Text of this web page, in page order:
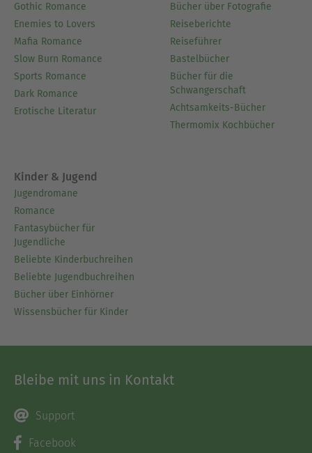
Gothic Romance
Enemies to Lovers
Mafia Romance
Slow Burn Romance
Sports Romance
Dark Romance
Erotische Literatur
Bücher über Fotografie
Reiseberichte
Reiseführer
Bastelbücher
Bücher für die
Schwangerschaft
Achtsamkeits-Bücher
Thermomix Kochbücher
Kinder & Jugend
Jugendromane
Romance
Fantasybücher für
Jugendliche
Beliebte Kinderbuchreihen
Beliebte Jugendbuchreihen
Bücher über Einhörner
Wissensbücher für Kinder
Bleibe mit uns in Kontakt
Support
Facebook